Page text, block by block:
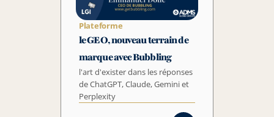
Plateforme
le GEO, nouveau terrain de
marque avec Bubbling
l'art d'exister dans les réponses
de ChatGPT, Claude, Gemini et
Perplexity